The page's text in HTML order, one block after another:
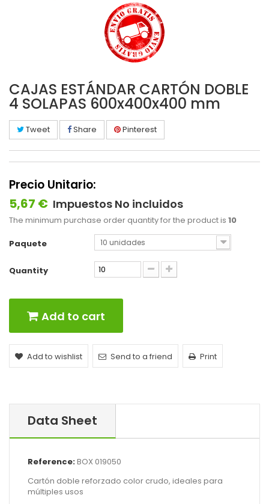
CAJAS ESTÁNDAR CARTÓN DOBLE
4 SOLAPAS 600x400x400 mm
Tweet Share Pinterest
Precio Unitario:
5,67 € Impuestos No incluidos
The minimum purchase order quantity for the product is 10
Paquete 10 unidades
Quantity
Add to cart
Add to wishlist Send to a friend Print
Data Sheet
Reference:BOX 019050
Cartón doble reforzado color crudo, ideales para
múltiples usos